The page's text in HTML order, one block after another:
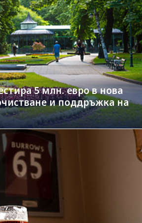
5 млн. евро в нова
и поддръжка на